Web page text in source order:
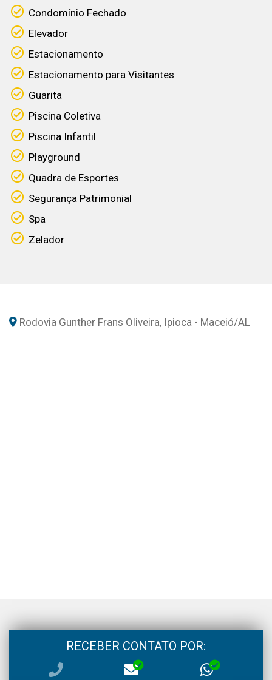
Condomínio Fechado
Elevador
Estacionamento
Estacionamento para Visitantes
Guarita
Piscina Coletiva
Piscina Infantil
Playground
Quadra de Esportes
Segurança Patrimonial
Spa
Zelador
Rodovia Gunther Frans Oliveira, Ipioca - Maceió/AL
RECEBER CONTATO POR: